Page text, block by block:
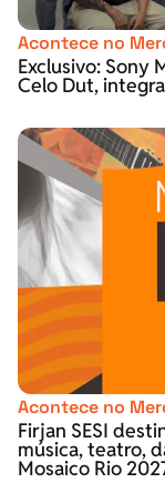
Acontece no
Exclusivo: Sony
Celo Dut,
Acontece no
Firjan SESI
música, teatro,
Mosaico Rio